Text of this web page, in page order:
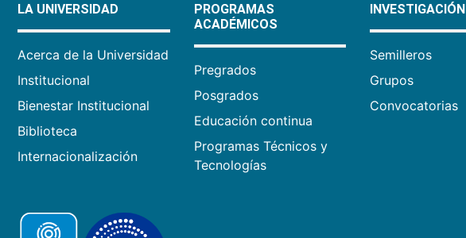
LA UNIVERSIDAD
Acerca de la Universidad
Institucional
Bienestar Institucional
Biblioteca
Internacionalización
PROGRAMAS
ACADÉMICOS
Pregrados
Posgrados
Educación continua
Programas Técnicos y
Tecnologías
INVESTIGACIÓN
Semilleros
Grupos
Convocatorias